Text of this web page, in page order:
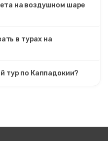
на воздушном шаре
в турах на
тур по Каппадокии?